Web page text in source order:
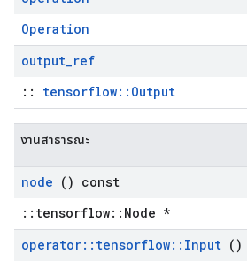
Operation
output_ref
:: tensorflow::Output
งานสาธารณะ
node () const
::tensorflow::Node *
operator:: tensorflow:: Input ()